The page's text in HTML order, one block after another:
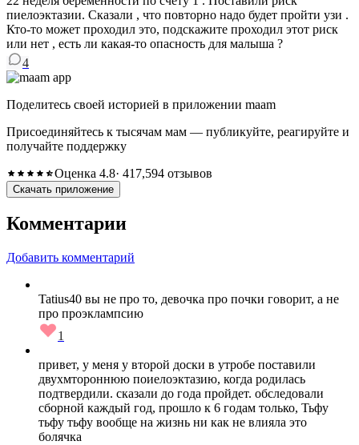
пиелоэктазии. Сказали , что повторно надо будет пройти узи .
Кто-то может проходил это, подскажите проходил этот риск
или нет , есть ли какая-то опасность для малыша ?
4
Поделитесь своей историей в приложении maam
Присоединяйтесь к тысячам мам — публикуйте, реагируйте и
получайте поддержку
Оценка 4.8· 417,594 отзывов
Скачать приложение
Комментарии
Добавить комментарий
Tatius40 вы не про то, девочка про почки говорит, а не
про проэклампсию
1
привет, у меня у второй доски в утробе поставили
двухмтороннюю поиелоэктазию, когда родилась
подтвердили. сказали до года пройдет. обследовали
сборной каждый год, прошло к 6 годам только, Тьфу
тьфу тьфу вообще на жизнь ни как не влияла это
болячка